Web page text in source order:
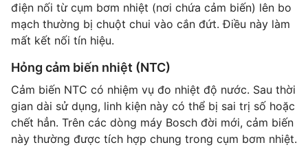
điện nối từ cụm bơm nhiệt (nơi chứa cảm biến) lên bo
mạch thường bị chuột chui vào cắn đứt. Điều này làm
mất kết nối tín hiệu.
Hỏng cảm biến nhiệt (NTC)
Cảm biến NTC có nhiệm vụ đo nhiệt độ nước. Sau thời
gian dài sử dụng, linh kiện này có thể bị sai trị số hoặc
chết hẳn. Trên các dòng máy Bosch đời mới, cảm biến
này thường được tích hợp chung trong cụm bơm nhiệt.